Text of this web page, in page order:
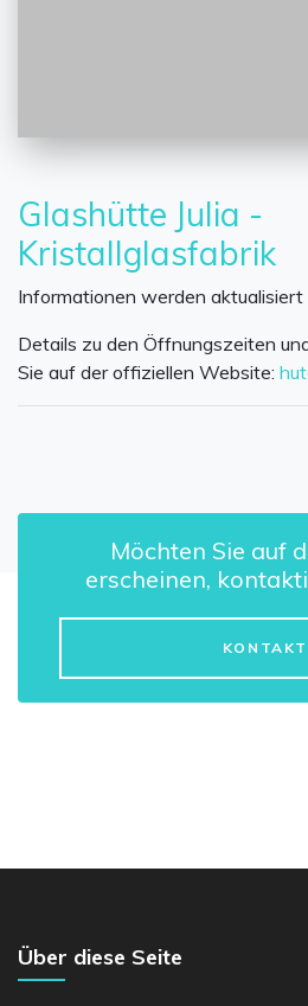
Glashütte Julia -
Kristallglasfabrik
Informationen werden aktualisiert
Details zu den Öffnungszeiten
Sie auf der offiziellen Website:
Möchten Sie auf
erscheinen,
KONTAKT
Über diese Seite